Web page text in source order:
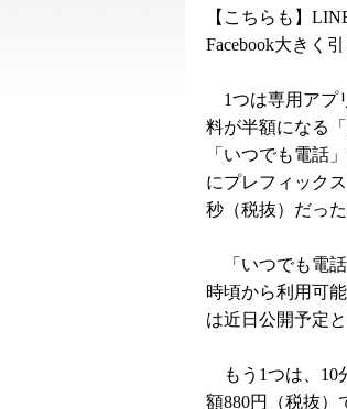
【こちらも】
Facebook大きく
1つは専用アプ
料が半額になる
「いつでも電話
にプレフィック
秒（税抜）だっ
「いつでも電話
時頃から利用可
は近日公開予定と
もう1つは、10
額880円（税抜）